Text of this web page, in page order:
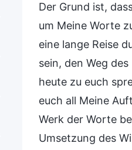
Der Grund ist,
um Meine Worte
eine lange Reise
sein, den Weg
heute zu euch
euch all Meine
Werk der Worte
Umsetzung des